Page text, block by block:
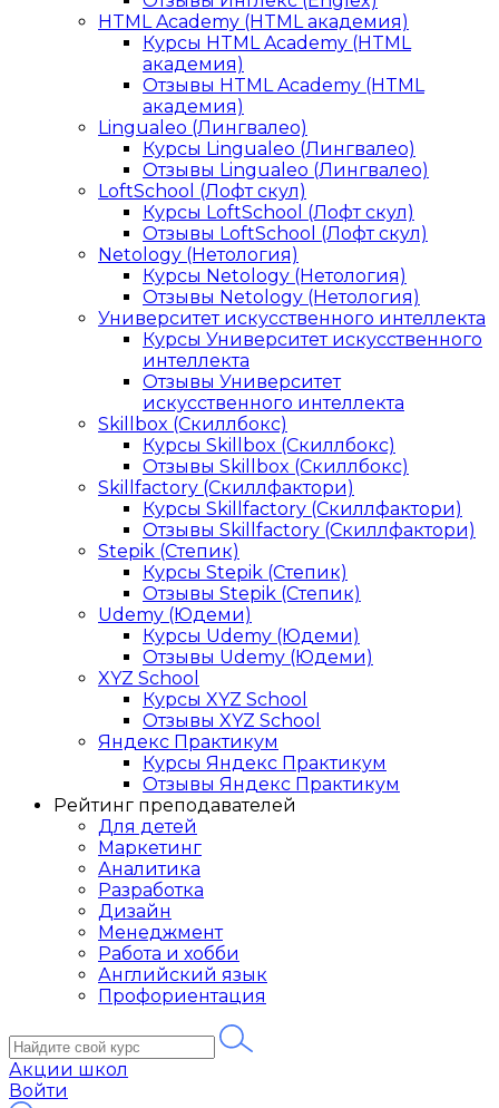
HTML Academy (HTML академия)
Курсы HTML Academy (HTML
академия)
Отзывы HTML Academy (HTML
академия)
Lingualeo (Лингвалео)
Курсы Lingualeo (Лингвалео)
Отзывы Lingualeo (Лингвалео)
LoftSchool (Лофт скул)
Курсы LoftSchool (Лофт скул)
Отзывы LoftSchool (Лофт скул)
Netology (Нетология)
Курсы Netology (Нетология)
Отзывы Netology (Нетология)
Университет искусственного интеллекта
Курсы Университет искусственного
интеллекта
Отзывы Университет
искусственного интеллекта
Skillbox (Скиллбокс)
Курсы Skillbox (Скиллбокс)
Отзывы Skillbox (Скиллбокс)
Skillfactory (Скиллфактори)
Курсы Skillfactory (Скиллфактори)
Отзывы Skillfactory (Скиллфактори)
Stepik (Степик)
Курсы Stepik (Степик)
Отзывы Stepik (Степик)
Udemy (Юдеми)
Курсы Udemy (Юдеми)
Отзывы Udemy (Юдеми)
XYZ School
Курсы XYZ School
Отзывы XYZ School
Яндекс Практикум
Курсы Яндекс Практикум
Отзывы Яндекс Практикум
Рейтинг преподавателей
Для детей
Маркетинг
Аналитика
Разработка
Дизайн
Менеджмент
Работа и хобби
Английский язык
Профориентация
Акции школ
Войти